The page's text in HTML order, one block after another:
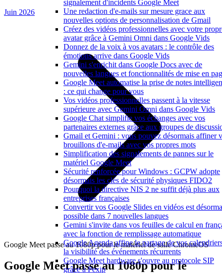
signalement d'incidents Google Meet
Une redaction d'e-mails sur mesure grace aux
nouvelles options de personnalisation de Gmail
Créez des vidéos professionnelles avec votre
avatar grâce à Gemini Omni dans Google Vids
Donnez de la voix à vos avatars : le contrôle des
émotions arrive dans Google Vids
Gemini s'enrichit dans Google Docs avec de
nouvelles langues et fonctionnalités de mise en
Google Meet automatise la prise de notes
: ce qui change pour vous
Vos vidéos professionnelles passent à la vitesse
supérieure avec Gemini Omni dans Google Vids
Google Chat simplifie vos échanges avec vos
partenaires externes grâce aux groupes de
Gmail et Gemini : vous pouvez désormais affiner
brouillons d'e-mails avec vos propres mots
Simplification des signalements de pannes sur le
matériel Google Meet
Sécurité renforcée pour Windows : GCPW adopte
désormais les clés de sécurité physiques FIDO2
Pourquoi la directive NIS 2 ne suffit déjà plus aux
entreprises françaises
Convertir vos Google Slides en vidéos est
possible dans 7 nouvelles langues
Gemini s'invite dans vos feuilles de calcul en
avec la fonction de remplissage automatique
Google Agenda affine le partage de vos
la visibilité des événements récurrents
Google Meet hardware s'ouvre au protocole SIP
grâce à Pexip
Juin 2026
Google Meet passe au 1080p pour le matériel de salle ChromeOS
Google Meet passe au 1080p pour le